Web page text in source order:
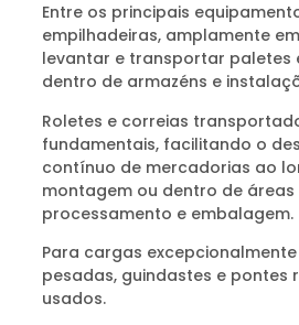
Entre os principais
empilhadeiras, amplamente
levantar e transportar paletes
dentro de armazéns e
Roletes e correias
fundamentais, facilitando o
contínuo de mercadorias ao
montagem ou dentro de áreas
processamento e embalagem.
Para cargas
pesadas, guindastes e pontes
usados.